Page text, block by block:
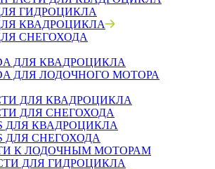
ГИДРОЦИКЛА
КВАДРОЦИКЛА
СНЕГОХОДА
ДЛЯ КВАДРОЦИКЛА
ДЛЯ ЛОДОЧНОГО МОТОРА
ДЛЯ КВАДРОЦИКЛА
ДЛЯ СНЕГОХОДА
ДЛЯ КВАДРОЦИКЛА
ДЛЯ СНЕГОХОДА
К ЛОДОЧНЫМ МОТОРАМ
ДЛЯ ГИДРОЦИКЛА